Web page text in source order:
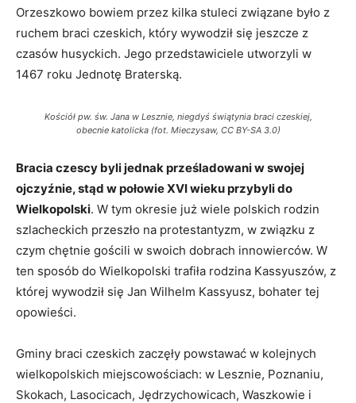
Orzeszkowo bowiem przez kilka stuleci związane było z
ruchem braci czeskich, który wywodził się jeszcze z
czasów husyckich. Jego przedstawiciele utworzyli w
1467 roku Jednotę Braterską.
Kościół pw. św. Jana w Lesznie, niegdyś świątynia braci czeskiej,
obecnie katolicka (fot. Mieczysaw, CC BY-SA 3.0)
Bracia czescy byli jednak prześladowani w swojej
ojczyźnie, stąd w połowie XVI wieku przybyli do
Wielkopolski. W tym okresie już wiele polskich rodzin
szlacheckich przeszło na protestantyzm, w związku z
czym chętnie gościli w swoich dobrach innowierców. W
ten sposób do Wielkopolski trafiła rodzina Kassyuszów, z
której wywodził się Jan Wilhelm Kassyusz, bohater tej
opowieści.
Gminy braci czeskich zaczęły powstawać w kolejnych
wielkopolskich miejscowościach: w Lesznie, Poznaniu,
Skokach, Lasocicach, Jędrzychowicach, Waszkowie i